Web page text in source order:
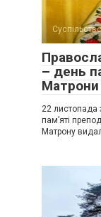
Суспільство
– день
Матрони
22
пам’яті
Матрону